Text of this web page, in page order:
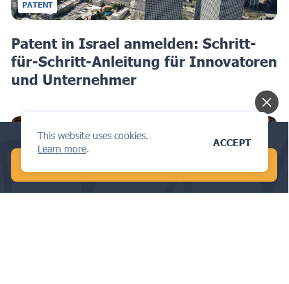
This website uses cookies.
Learn more.
ACCEPT
PATENT
Patent in Israel anmelden: Schritt-
für-Schritt-Anleitung für Innovatoren
und Unternehmer
Conduct a global AI search in 1 min!